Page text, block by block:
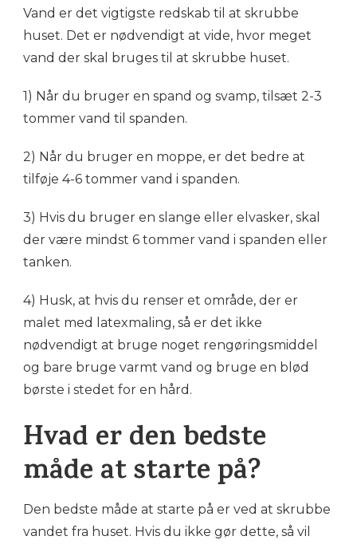
Vand er det vigtigste redskab til at skrubbe
huset. Det er nødvendigt at vide, hvor meget
vand der skal bruges til at skrubbe huset.
1) Når du bruger en spand og svamp, tilsæt 2-3
tommer vand til spanden.
2) Når du bruger en moppe, er det bedre at
tilføje 4-6 tommer vand i spanden.
3) Hvis du bruger en slange eller elvasker, skal
der være mindst 6 tommer vand i spanden eller
tanken.
4) Husk, at hvis du renser et område, der er
malet med latexmaling, så er det ikke
nødvendigt at bruge noget rengøringsmiddel
og bare bruge varmt vand og bruge en blød
børste i stedet for en hård.
Hvad er den bedste
måde at starte på?
Den bedste måde at starte på er ved at skrubbe
vandet fra huset. Hvis du ikke gør dette, så vil